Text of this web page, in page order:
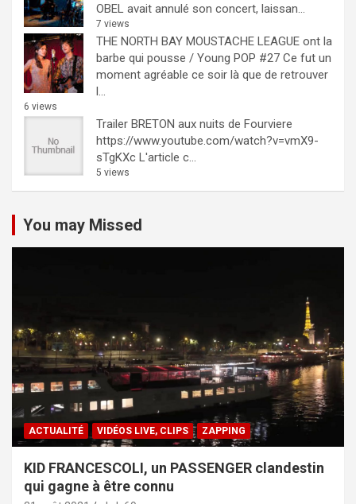
OBEL avait annulé son concert, laissan...
7 views
THE NORTH BAY MOUSTACHE LEAGUE ont la
barbe qui pousse / Young POP #27 Ce fut un
moment agréable ce soir là que de retrouver
l...
6 views
Trailer BRETON aux nuits de Fourviere
https://www.youtube.com/watch?v=vmX9-
sTgKXc L'article c...
5 views
You may Missed
ACTUALITÉ VIDÉOS LIVE, CLIPS ZAPPING
KID FRANCESCOLI, un PASSENGER clandestin
qui gagne à être connu